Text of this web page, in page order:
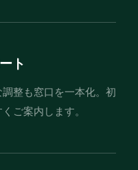
ト
整も窓口を一本化。初
ご案内します。